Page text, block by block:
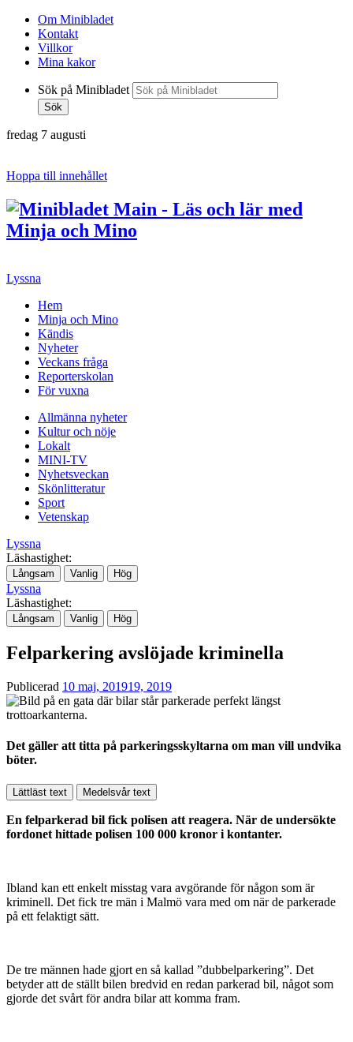
Om Minibladet
Kontakt
Villkor
Mina kakor
Sök på Minibladet
Sök
fredag 7 augusti
Hoppa till innehållet
Lyssna
Hem
Minja och Mino
Kändis
Nyheter
Veckans fråga
Reporterskolan
För vuxna
Allmänna nyheter
Kultur och nöje
Lokalt
MINI-TV
Nyhetsveckan
Skönlitteratur
Sport
Vetenskap
Lyssna
Läshastighet:
Långsam Vanlig Hög
Lyssna
Läshastighet:
Långsam Vanlig Hög
Felparkering avslöjade kriminella
Publicerad 10 maj, 201919, 2019
Det gäller att titta på parkeringsskyltarna om man vill undvika
böter.
Lättläst text Medelsvår text
En felparkerad bil fick polisen att reagera. När de undersökte
fordonet hittade polisen 100 000 kronor i kontanter.
Ibland kan ett enkelt misstag vara avgörande för någon som är
kriminell. Det fick tre män i Malmö vara med om när de parkerade
på ett felaktigt sätt.
De tre männen hade gjort en så kallad ”dubbelparkering”. Det
betyder att de ställt bilen bredvid en redan parkerad bil, något som
gjorde det svårt för andra bilar att komma fram.